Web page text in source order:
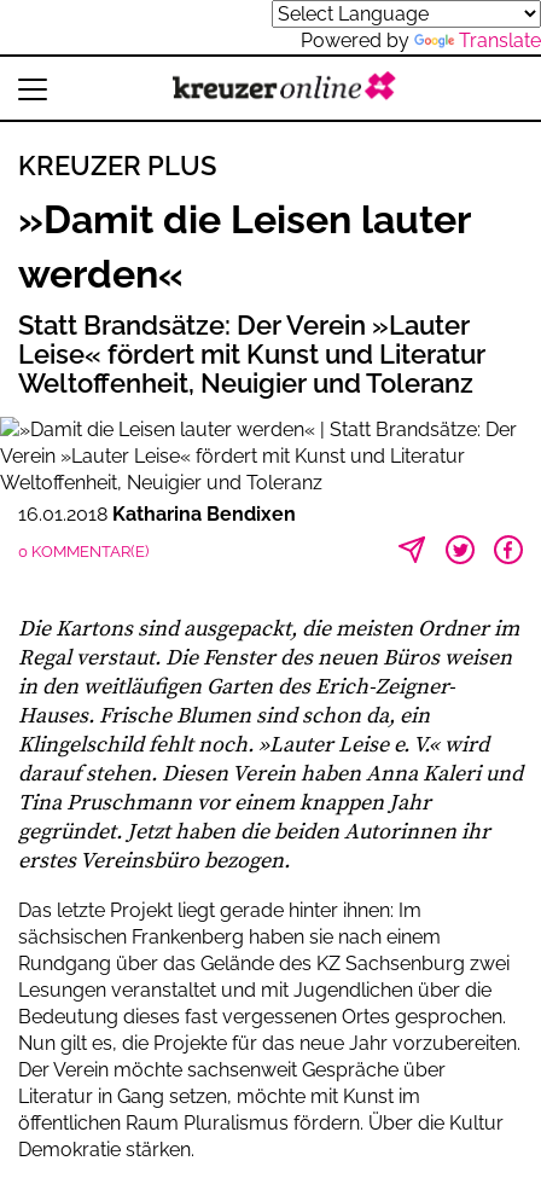
Powered by Translate
KREUZER PLUS
»Damit die Leisen lauter
werden«
Statt Brandsätze: Der Verein »Lauter
Leise« fördert mit Kunst und Literatur
Weltoffenheit, Neuigier und Toleranz
16.01.2018 Katharina Bendixen
0 KOMMENTAR(E)
Die Kartons sind ausgepackt, die meisten Ordner im
Regal verstaut. Die Fenster des neuen Büros weisen
in den weitläufigen Garten des Erich-Zeigner-
Hauses. Frische Blumen sind schon da, ein
Klingelschild fehlt noch. »Lauter Leise e. V.« wird
darauf stehen. Diesen Verein haben Anna Kaleri und
Tina Pruschmann vor einem knappen Jahr
gegründet. Jetzt haben die beiden Autorinnen ihr
erstes Vereinsbüro bezogen.
Das letzte Projekt liegt gerade hinter ihnen: Im
sächsischen Frankenberg haben sie nach einem
Rundgang über das Gelände des KZ Sachsenburg zwei
Lesungen veranstaltet und mit Jugendlichen über die
Bedeutung dieses fast vergessenen Ortes gesprochen.
Nun gilt es, die Projekte für das neue Jahr vorzubereiten.
Der Verein möchte sachsenweit Gespräche über
Literatur in Gang setzen, möchte mit Kunst im
öffentlichen Raum Pluralismus fördern. Über die Kultur
Demokratie stärken.